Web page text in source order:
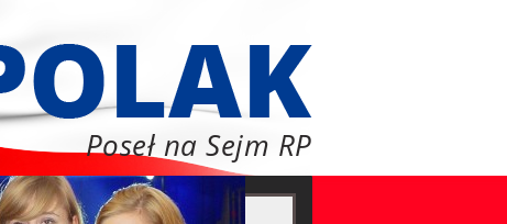
Poseł na Sejm RP